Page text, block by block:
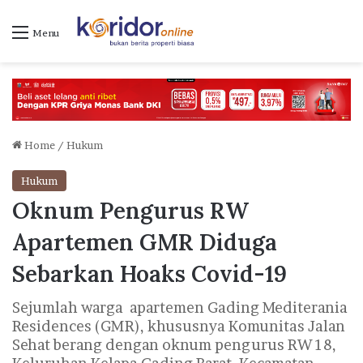
Menu
Home / Hukum
Hukum
Oknum Pengurus RW
Apartemen GMR Diduga
Sebarkan Hoaks Covid-19
Sejumlah warga apartemen Gading Mediterania
Residences (GMR), khususnya Komunitas Jalan
Sehat berang dengan oknum pengurus RW 18,